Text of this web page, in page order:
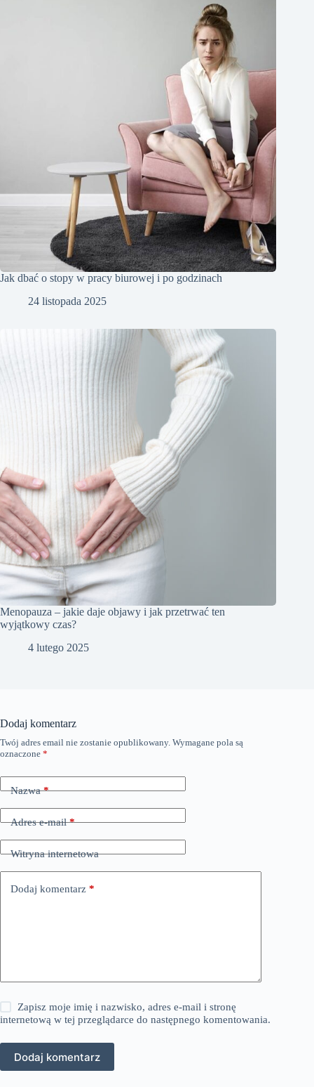
Jak dbać o stopy w pracy biurowej i po godzinach
24 listopada 2025
Menopauza – jakie daje objawy i jak przetrwać ten
wyjątkowy czas?
4 lutego 2025
Dodaj komentarz
Twój adres email nie zostanie opublikowany. Wymagane pola są
oznaczone *
Nazwa*
Adres e-mail*
Witryna internetowa
Dodaj komentarz *
Zapisz moje imię i nazwisko, adres e-mail i stronę
internetową w tej przeglądarce do następnego komentowania.
Dodaj komentarz